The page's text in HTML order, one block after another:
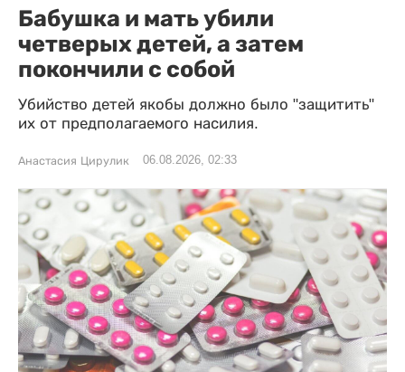
Бабушка и мать убили
четверых детей, а затем
покончили с собой
Убийство детей якобы должно было "защитить"
их от предполагаемого насилия.
Анастасия Цирулик 06.08.2026, 02:33